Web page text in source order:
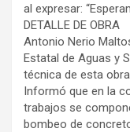
al expresar:
DETALLE DE OBRA
Antonio Nerio
Estatal de Aguas y
técnica de esta
Informó que en la
trabajos se
bombeo de